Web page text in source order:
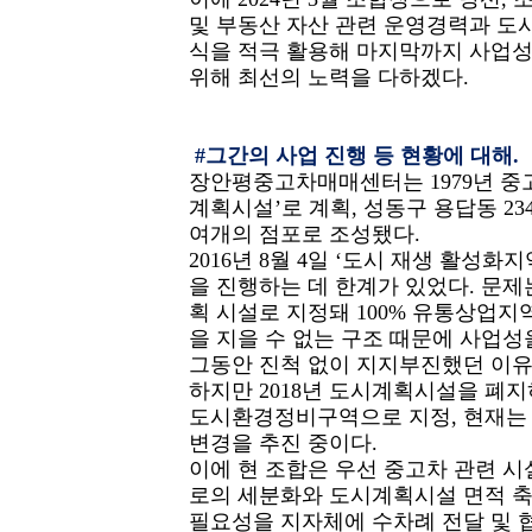
및 부동산 자산 관련 운영경력과 도
식을 적극 활용해 마지막까지 사업
위해 최선의 노력을 다하겠다.
#그간의 사업 진행 등 현황에 대해.
장안평중고차매매센터는 1979년
계획시설’로 계획, 성동구 용답동
여개의 점포로 조성됐다.
2016년 8월 4일 ‘도시 재생 활성화
을 진행하는 데 한계가 있었다. 문
획 시설로 지정돼 100% 유통상업
을 지을 수 없는 구조 때문에 사업
그동안 진척 없이 지지부진했던 이
하지만 2018년 도시계획시설을 폐
도시환경정비구역으로 지정, 현재
변경을 추진 중이다.
이에 현 조합은 우선 중고차 관련
로의 세분화와 도시계획시설 면적
필요성을 지자체에 수차례 전달 및